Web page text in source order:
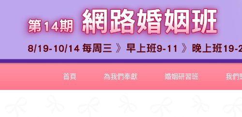
首頁 為我們奉獻 婚姻研習班 我們